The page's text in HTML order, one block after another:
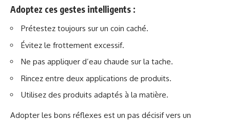
Adoptez ces gestes intelligents :
Prétestez toujours sur un coin caché.
Évitez le frottement excessif.
Ne pas appliquer d’eau chaude sur la tache.
Rincez entre deux applications de produits.
Utilisez des produits adaptés à la matière.
Adopter les bons réflexes est un pas décisif vers un